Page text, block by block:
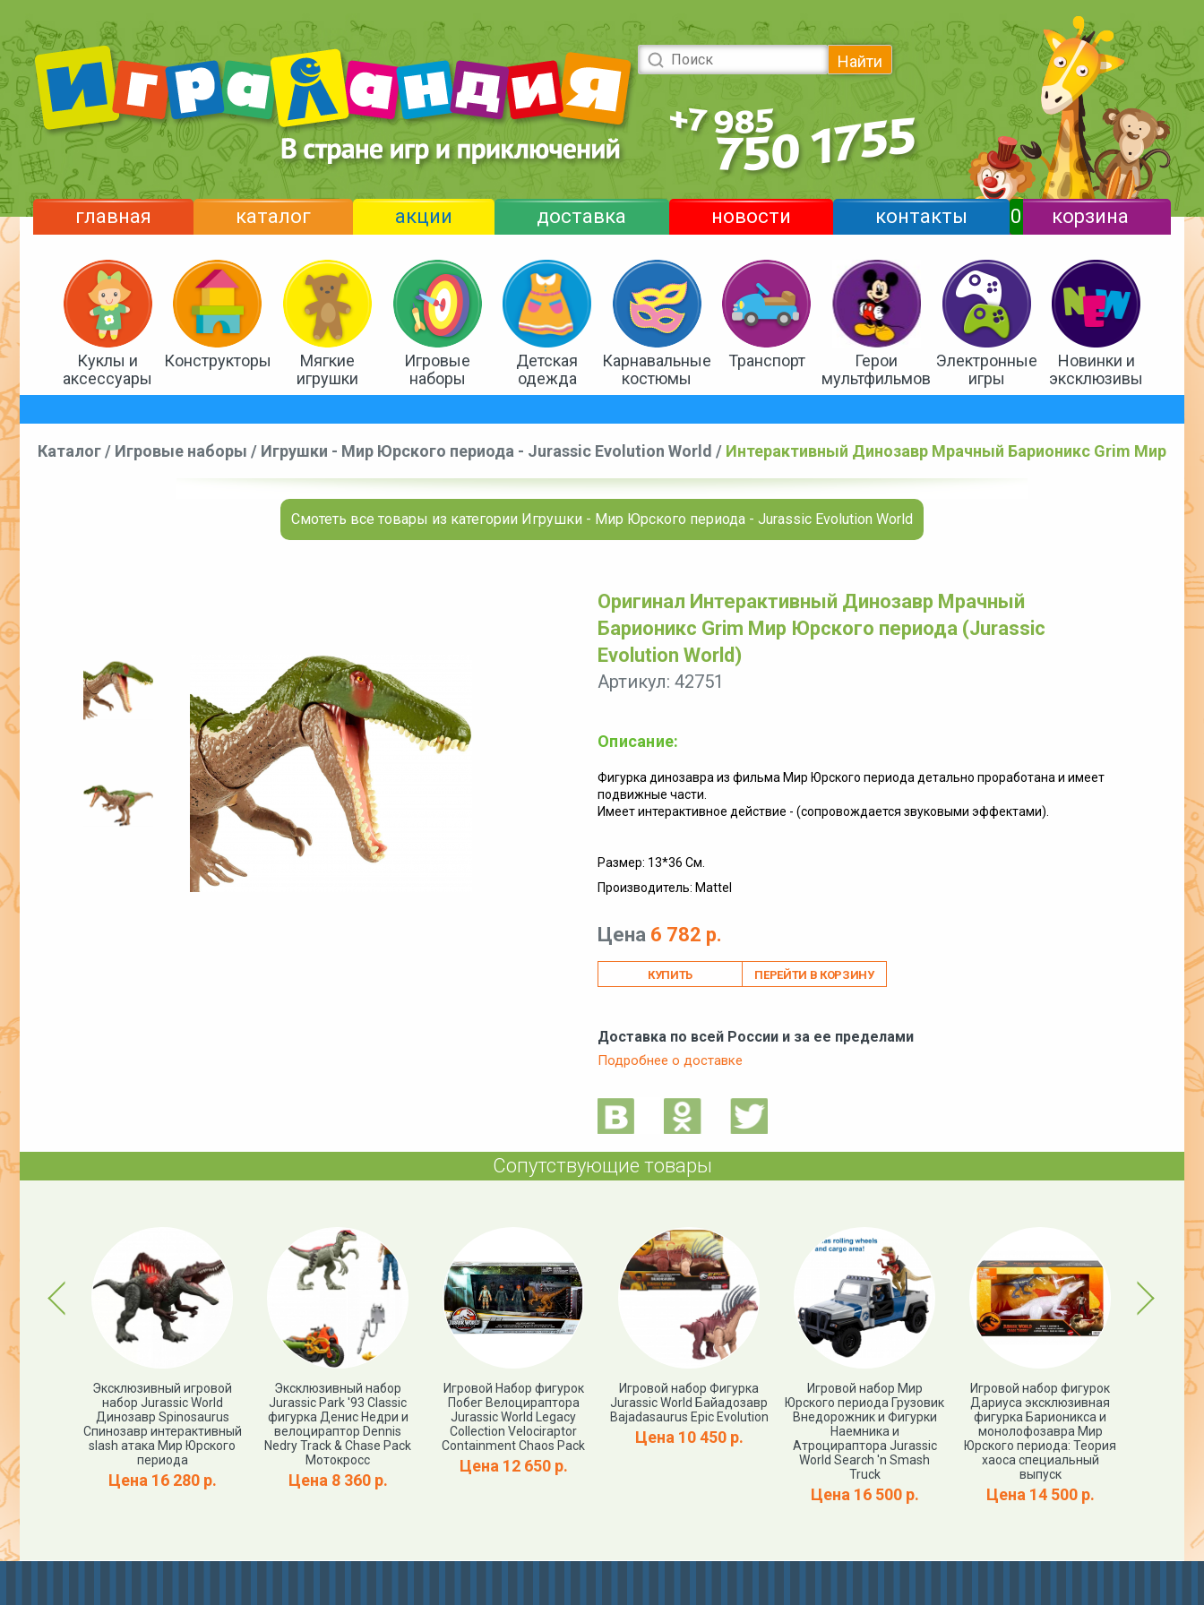
Найти
главная каталог акции доставка новости контакты 0 корзина
Куклы и
аксессуары
Конструкторы
Мягкие
игрушки
Игровые
наборы
Детская
одежда
Карнавальные
костюмы
Транспорт
Герои
мультфильмов
Электронные
игры
Новинки и
эксклюзивы
Каталог / Игровые наборы / Игрушки - Мир Юрского периода - Jurassic Evolution World / Интерактивный Динозавр Мрачный Барионикс Grim Мир
Смотеть все товары из категории Игрушки - Мир Юрского периода - Jurassic Evolution World
Оригинал Интерактивный Динозавр Мрачный
Барионикс Grim Мир Юрского периода (Jurassic
Evolution World)
Артикул: 42751
Описание:
Фигурка динозавра из фильма Мир Юрского периода детально проработана и имеет
подвижные части.
Имеет интерактивное действие - (сопровождается звуковыми эффектами).
Размер: 13*36 См.
Производитель: Mattel
Цена 6 782 р.
ПЕРЕЙТИ В КОРЗИНУ
Доставка по всей России и за ее пределами
Подробнее о доставке
Сопутствующие товары
Previous
World
р.
Эксклюзивный игровой
набор Jurassic World
Динозавр Spinosaurus
Спинозавр интерактивный
slash атака Мир Юрского
периода
Цена 16 280 р.
Эксклюзивный набор
Jurassic Park '93 Classic
фигурка Денис Недри и
велоцираптор Dennis
Nedry Track & Chase Pack
Мотокросс
Цена 8 360 р.
Игровой Набор фигурок
Побег Велоцираптора
Jurassic World Legacy
Collection Velociraptor
Containment Chaos Pack
Цена 12 650 р.
Игровой набор Фигурка
Jurassic World Байадозавр
Bajadasaurus Epic Evolution
Цена 10 450 р.
Игровой набор Мир
Юрского периода Грузовик
Внедорожник и Фигурки
Наемника и
Атроцираптора Jurassic
World Search 'n Smash
Truck
Цена 16 500 р.
Игровой набор фигурок
Дариуса эксклюзивная
фигурка Барионикса и
монолофозавра Мир
Юрского периода: Теория
хаоса специальный
выпуск
Цена 14 500 р.
Next